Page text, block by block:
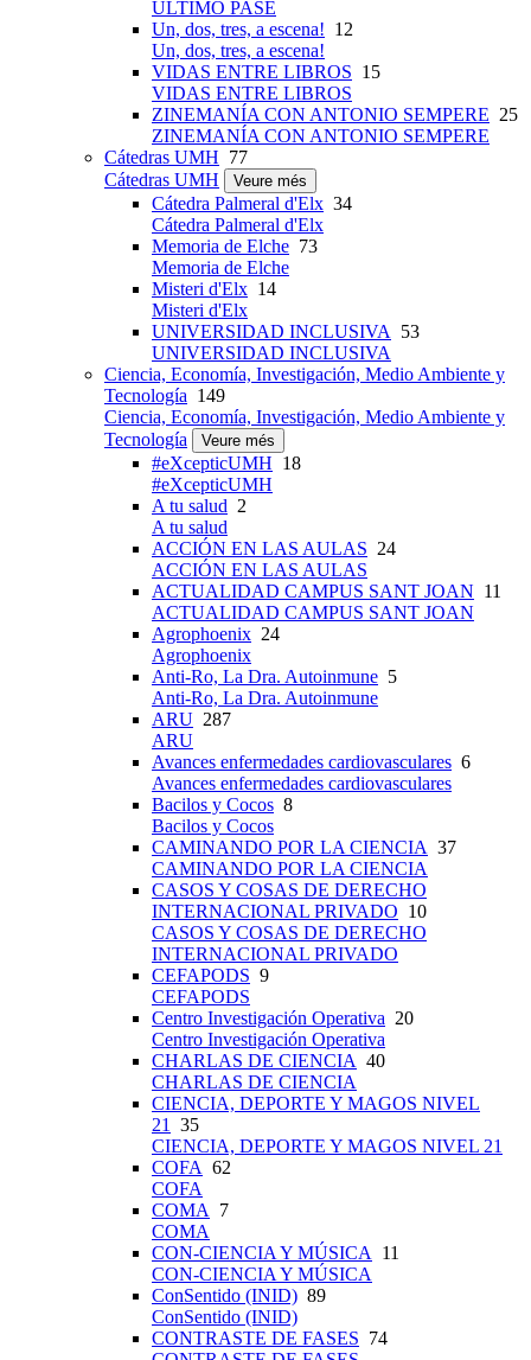
ÚLTIMO PASE
Un, dos, tres, a escena! 12
Un, dos, tres, a escena!
VIDAS ENTRE LIBROS 15
VIDAS ENTRE LIBROS
ZINEMANÍA CON ANTONIO SEMPERE 25
ZINEMANÍA CON ANTONIO SEMPERE
Cátedras UMH 77
Cátedras UMH
Veure més
Cátedra Palmeral d'Elx 34
Cátedra Palmeral d'Elx
Memoria de Elche 73
Memoria de Elche
Misteri d'Elx 14
Misteri d'Elx
UNIVERSIDAD INCLUSIVA
53
UNIVERSIDAD INCLUSIVA
Ciencia, Economía, Investigación, Medio Ambiente y
Tecnología 149
Ciencia, Economía, Investigación, Medio Ambiente y
Tecnología
Veure més
#eXcepticUMH 18
#eXcepticUMH
A tu salud 2
A tu salud
ACCIÓN EN LAS AULAS 24
ACCIÓN EN LAS AULAS
ACTUALIDAD CAMPUS SANT JOAN 11
ACTUALIDAD CAMPUS SANT JOAN
Agrophoenix 24
Agrophoenix
Anti-Ro, La Dra. Autoinmune 5
Anti-Ro, La Dra. Autoinmune
ARU 287
ARU
Avances enfermedades cardiovasculares 6
Avances enfermedades cardiovasculares
Bacilos y Cocos 8
Bacilos y Cocos
CAMINANDO POR LA CIENCIA 37
CAMINANDO POR LA CIENCIA
CASOS Y COSAS DE DERECHO
INTERNACIONAL PRIVADO 10
CASOS Y COSAS DE DERECHO
INTERNACIONAL PRIVADO
CEFAPODS 9
CEFAPODS
Centro Investigación Operativa 20
Centro Investigación Operativa
CHARLAS DE CIENCIA 40
CHARLAS DE CIENCIA
CIENCIA, DEPORTE Y MAGOS NIVEL
21
35
CIENCIA, DEPORTE Y MAGOS NIVEL 21
COFA 62
COFA
COMA
7
COMA
CON-CIENCIA Y MÚSICA
11
CON-CIENCIA Y MÚSICA
ConSentido (INID) 89
ConSentido (INID)
CONTRASTE DE FASES 74